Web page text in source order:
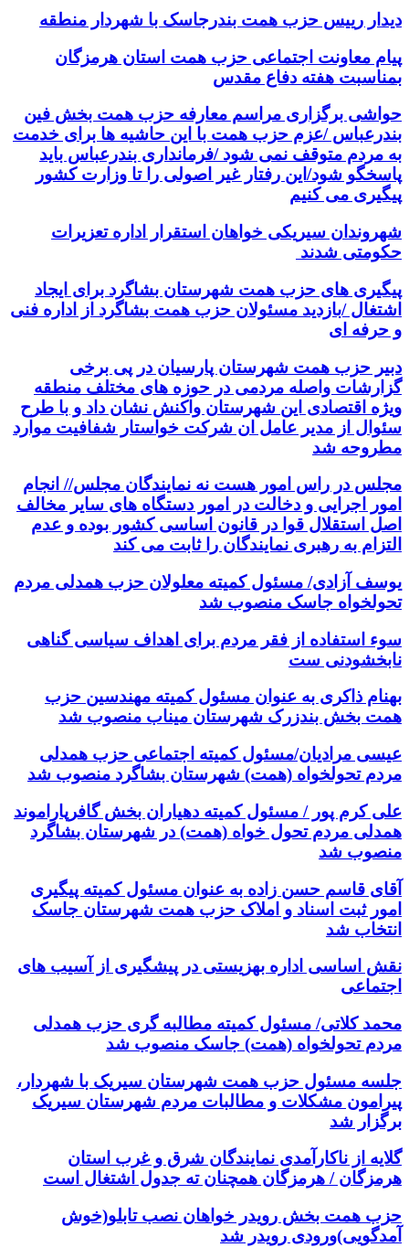
دیدار رییس حزب همت بندرجاسک با شهردار منطقه
پیام معاونت اجتماعی حزب همت استان هرمزگان
بمناسبت هفته دفاع مقدس
حواشی برگزاری مراسم معارفه حزب همت بخش فین
بندرعباس /عزم حزب همت با این حاشیه ها برای خدمت
به مردم متوقف نمی شود /فرمانداری بندرعباس باید
پاسخگو شود/این رفتار غیر اصولی را تا وزارت کشور
پیگیری می کنیم
شهروندان سیریکی خواهان استقرار اداره تعزیرات
حکومتی شدند
پیگیری های حزب همت شهرستان بشاگرد برای ایجاد
اشتغال /بازدید مسئولان حزب همت بشاگرد از اداره فنی
و حرفه ای
دبیر حزب همت شهرستان پارسیان در پی برخی
گزارشات واصله مردمی در حوزه های مختلف منطقه
ویژه اقتصادی این شهرستان واکنش نشان داد و با طرح
سئوال از مدیر عامل ان شرکت خواستار شفافیت موارد
مطروحه شد
مجلس در راس امور هست نه نمایندگان مجلس// انجام
امور اجرایی و دخالت در امور دستگاه های سایر مخالف
اصل استقلال قوا در قانون اساسی کشور بوده و عدم
التزام به رهبری نمایندگان را ثابت می کند
یوسف آزادی/ مسئول کمیته معلولان حزب همدلی مردم
تحولخواه جاسک منصوب شد
سوء استفاده از فقر مردم برای اهداف سیاسی گناهی
نابخشودنی ست
بهنام ذاکری به عنوان مسئول کمیته مهندسین حزب
همت بخش بندزرک شهرستان میناب منصوب شد
عیسی مرادیان/مسئول کمیته اجتماعی حزب همدلی
مردم تحولخواه (همت) شهرستان بشاگرد منصوب شد
علی کرم پور / مسئول کمیته دهیاران بخش گافرپاراموند
همدلی مردم تحول خواه (همت) در شهرستان بشاگرد
منصوب شد
آقای قاسم حسن زاده به عنوان مسئول کمیته پیگیری
امور ثبت اسناد و املاک حزب همت شهرستان جاسک
انتخاب شد
نقش اساسی اداره بهزیستی در پیشگیری از آسیب های
اجتماعی
محمد کلاتی/ مسئول کمیته مطالبه گری حزب همدلی
مردم تحولخواه (همت) جاسک منصوب شد
جلسه مسئول حزب همت شهرستان سیریک با شهردار،
پیرامون مشکلات و مطالبات مردم شهرستان سیریک
برگزار شد
گلایه از ناکارآمدی نمایندگان شرق و غرب استان
هرمزگان / هرمزگان همچنان ته جدول اشتغال است
حزب همت بخش رویدر خواهان نصب تابلو(خوش
آمدگویی)ورودی رویدر شد